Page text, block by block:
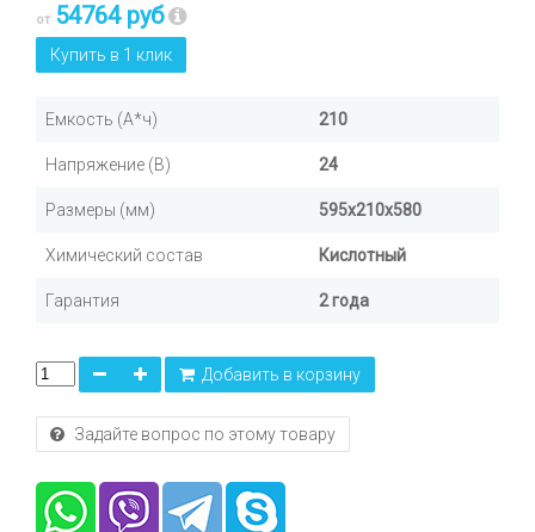
от 54764 руб
Купить в 1 клик
Емкость (А*ч) 210
Напряжение (В) 24
Размеры (мм) 595х210х580
Химический состав Кислотный
Гарантия 2 года
Добавить в корзину
Задайте вопрос по этому товару